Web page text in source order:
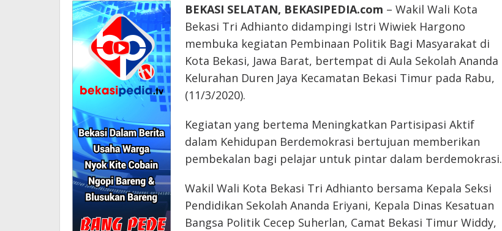
BEKASI SELATAN, BEKASIPEDIA.com – Wakil Wali Kota
Bekasi Tri Adhianto didampingi Istri Wiwiek Hargono
membuka kegiatan Pembinaan Politik Bagi Masyarakat di
Kota Bekasi, Jawa Barat, bertempat di Aula Sekolah Ananda
Kelurahan Duren Jaya Kecamatan Bekasi Timur pada Rabu,
(11/3/2020).
Kegiatan yang bertema Meningkatkan Partisipasi Aktif
dalam Kehidupan Berdemokrasi bertujuan memberikan
pembekalan bagi pelajar untuk pintar dalam berdemokrasi.
Wakil Wali Kota Bekasi Tri Adhianto bersama Kepala Seksi
Pendidikan Sekolah Ananda Eriyani, Kepala Dinas Kesatuan
Bangsa Politik Cecep Suherlan, Camat Bekasi Timur Widdy,